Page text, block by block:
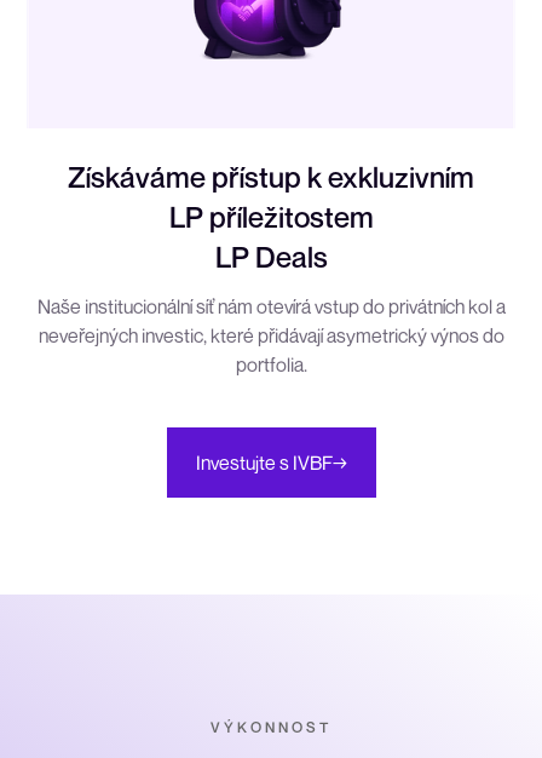
Získáváme přístup k exkluzivním
LP příležitostem
LP Deals
Naše institucionální síť nám otevírá vstup do privátních kol a
neveřejných investic, které přidávají asymetrický výnos do
portfolia.
Investujte s IVBF→
VÝKON N O S T